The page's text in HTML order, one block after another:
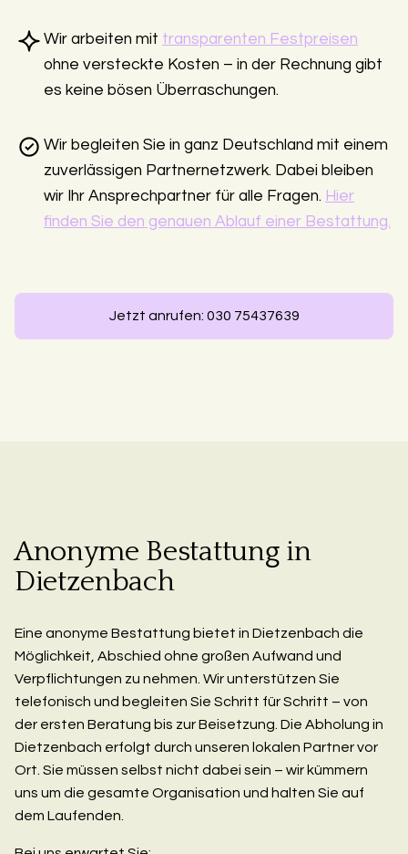
Wir arbeiten mit transparenten Festpreisen
ohne versteckte Kosten – in der Rechnung gibt
es keine bösen Überraschungen.
Wir begleiten Sie in ganz Deutschland mit einem
zuverlässigen Partnernetzwerk. Dabei bleiben
wir Ihr Ansprechpartner für alle Fragen. Hier
finden Sie den genauen Ablauf einer Bestattung.
Jetzt anrufen: 030 75437639
Anonyme Bestattung in
Dietzenbach
Eine anonyme Bestattung bietet in Dietzenbach die
Möglichkeit, Abschied ohne großen Aufwand und
Verpflichtungen zu nehmen. Wir unterstützen Sie
telefonisch und begleiten Sie Schritt für Schritt – von
der ersten Beratung bis zur Beisetzung. Die Abholung in
Dietzenbach erfolgt durch unseren lokalen Partner vor
Ort. Sie müssen selbst nicht dabei sein – wir kümmern
uns um die gesamte Organisation und halten Sie auf
dem Laufenden.